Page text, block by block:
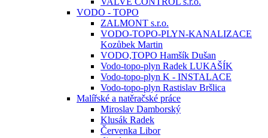
VODO - TOPO
ZALMONT s.r.o.
VODO-TOPO-PLYN-KANALIZACE
Kozůbek Martin
VODO,TOPO Hamšík Dušan
Vodo-topo-plyn Radek LUKAŠÍK
Vodo-topo-plyn K - INSTALACE
Vodo-topo-plyn Rastislav Bršlica
Malířské a natěračské práce
Miroslav Damborský
Klusák Radek
Červenka Libor